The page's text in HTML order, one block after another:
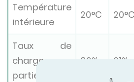
Température
intérieure
20°C 20°C
Taux de
charge
partielle
82% 61%